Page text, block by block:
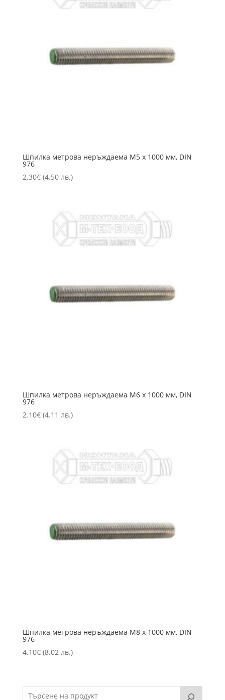
Шпилка метрова неръждаема M5 х 1000 мм, DIN
976
2.30€ (4.50 лв.)
Шпилка метрова неръждаема M6 х 1000 мм, DIN
976
2.10€ (4.11 лв.)
Шпилка метрова неръждаема M8 х 1000 мм, DIN
976
4.10€ (8.02 лв.)